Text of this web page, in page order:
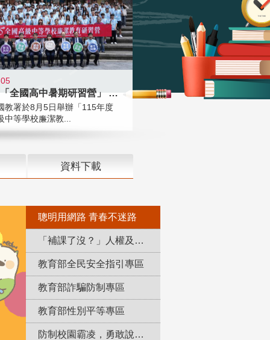
國教署「全國高中暑期研習營」 以多
教署於8月5日舉辦「115年度
中等學校廉潔教...
資料下載
聰明用網路 青春不迷路
「補課了沒？」人權及轉型正義教育專區
教育部全民安全指引專區
教育部詐騙防制專區
教育部性別平等專區
防制校園霸凌，勇敢說出來！